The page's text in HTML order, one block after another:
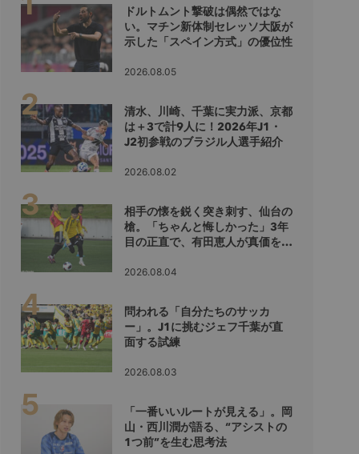
ドルトムント撃破は偶然ではな
い。マチン新体制セレッソ大阪が
示した「スペイン方式」の優位性
2026.08.05
清水、川崎、千葉に実力派、京都
は＋3で計9人に！2026年J1・
J2初参戦のブラジル人選手紹介
2026.08.02
相手の懐を鋭く突き刺す、仙台の
槍。「ちゃんと悔しかった」3年
目の正直で、有田恵人が真価を示
2026.08.04
問われる「自分たちのサッカ
ー」。J1に挑むジェフ千葉が直
面する試練
2026.08.03
「一番いいルートが見える」。岡
山・西川潤が語る、“アシストの
1つ前”を生む思考法